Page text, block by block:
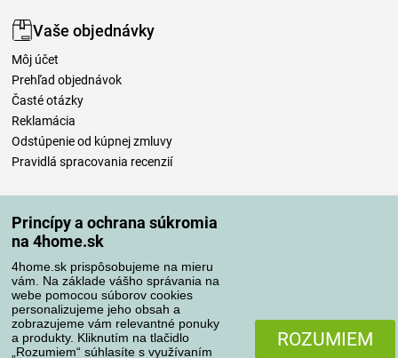
Princípy a ochrana súkromia
na 4home.sk
4home.sk prispôsobujeme na mieru
vám. Na základe vášho správania na
webe pomocou súborov cookies
personalizujeme jeho obsah a
zobrazujeme vám relevantné ponuky
a produkty. Kliknutím na tlačidlo
„Rozumiem“ súhlasíte s využívaním
ROZUMIEM
Vaše objednávky
Môj účet
Prehľad objednávok
Časté otázky
Reklamácia
Odstúpenie od kúpnej zmluvy
Pravidlá spracovania recenzií
Spôsoby platby
Spoľahlivý obchod